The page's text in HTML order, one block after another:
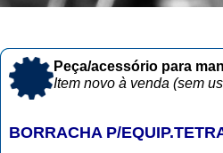
Peça/acessório para
Item novo à venda (sem
BORRACHA P/